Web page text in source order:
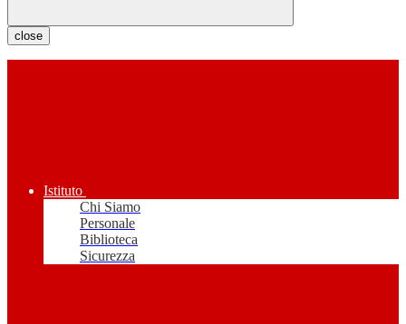
close
Istituto
Chi Siamo
Personale
Biblioteca
Sicurezza